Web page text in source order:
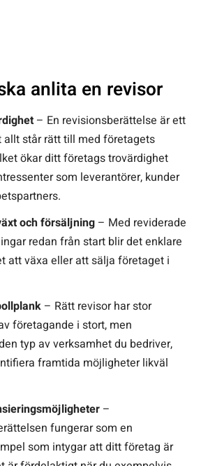
anlita en revisor
– En revisionsberättelse är ett
allt står rätt till med företagets
ökar ditt företags trovärdighet
som leverantörer, kunder
och försäljning – Med reviderade
redan från start blir det enklare
att växa eller att sälja företaget i
– Rätt revisor har stor
företagande i stort, men
typ av verksamhet du bedriver,
framtida möjligheter likväl
–
fungerar som en
som intygar att ditt företag är